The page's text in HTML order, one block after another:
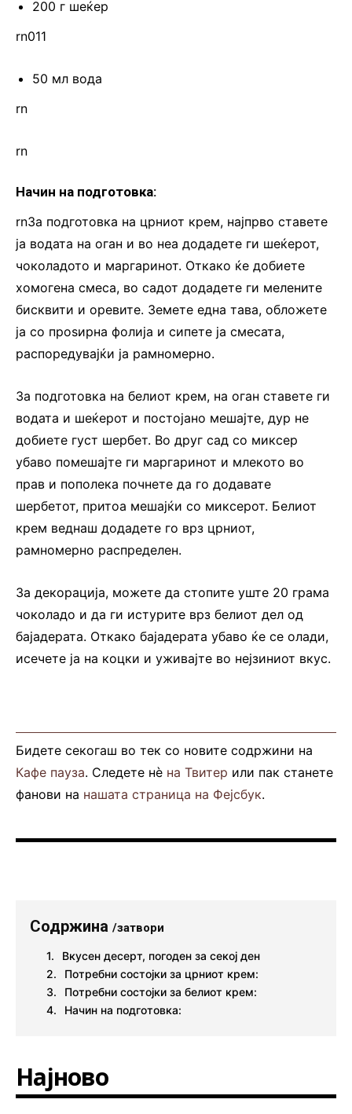
200 г шеќер
rn011
50 мл вода
rn
rn
Начин на подготовка:
rnЗа подготовка на црниот крем, најпрво ставете
ја водата на оган и во неа додадете ги шеќерот,
чоколадото и маргаринот. Откако ќе добиете
хомогена смеса, во садот додадете ги мелените
бисквити и оревите. Земете една тава, обложете
ја со проѕирна фолија и сипете ја смесата,
распоредувајќи ја рамномерно.
За подготовка на белиот крем, на оган ставете ги
водата и шеќерот и постојано мешајте, дур не
добиете густ шербет. Во друг сад со миксер
убаво помешајте ги маргаринот и млекото во
прав и пополека почнете да го додавате
шербетот, притоа мешајќи со миксерот. Белиот
крем веднаш додадете го врз црниот,
рамномерно распределен.
За декорација, можете да стопите уште 20 грама
чоколадо и да ги истурите врз белиот дел од
бајадерата. Откако бајадерата убаво ќе се олади,
исечете ја на коцки и уживајте во нејзиниот вкус.
Бидете секогаш во тек со новите содржини на
Кафе пауза. Следете нè на Твитер или пак станете
фанови на нашата страница на Фејсбук.
Содржина /затвори
Вкусен десерт, погоден за секој ден
Потребни состојки за црниот крем:
Потребни состојки за белиот крем:
Начин на подготовка:
Најново